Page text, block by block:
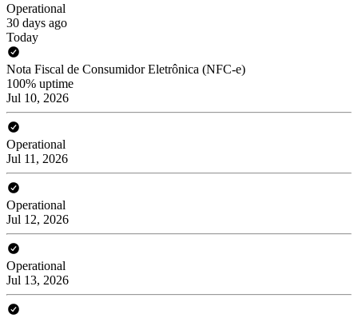
Operational
30 days ago
Today
Nota Fiscal de Consumidor Eletrônica (NFC-e)
100% uptime
Jul 10, 2026
Operational
Jul 11, 2026
Operational
Jul 12, 2026
Operational
Jul 13, 2026